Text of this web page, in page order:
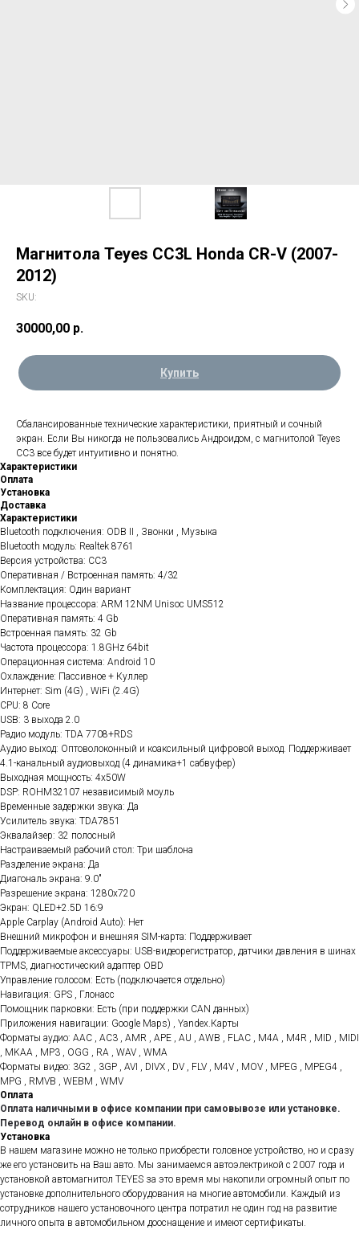
Магнитола Teyes CC3L Honda CR-V (2007-
2012)
SKU:
30000,00 р.
Купить
Сбалансированные технические характеристики, приятный и сочный
экран. Если Вы никогда не пользовались Андроидом, с магнитолой Teyes
CC3 все будет интуитивно и понятно.
Характеристики
Оплата
Установка
Доставка
Характеристики
Bluetooth подключения: ODB II , Звонки , Музыка
Bluetooth модуль: Realtek 8761
Версия устройства: CC3
Оперативная / Встроенная память: 4/32
Комплектация: Один вариант
Название процессора: ARM 12NM Unisoc UMS512
Оперативная память: 4 Gb
Встроенная память: 32 Gb
Частота процессора: 1.8GHz 64bit
Операционная система: Android 10
Охлаждение: Пассивное + Куллер
Интернет: Sim (4G) , WiFi (2.4G)
CPU: 8 Core
USB: 3 выхода 2.0
Радио модуль: TDA 7708+RDS
Аудио выход: Оптоволоконный и коаксильный цифровой выход. Поддерживает
4.1-канальный аудиовыход (4 динамика+1 сабвуфер)
Выходная мощность: 4x50W
DSP: ROHM32107 независимый моуль
Временные задержки звука: Да
Усилитель звука: TDA7851
Эквалайзер: 32 полосный
Настраиваемый рабочий стол: Три шаблона
Разделение экрана: Да
Диагональ экрана: 9.0"
Разрешение экрана: 1280x720
Экран: QLED+2.5D 16:9
Apple Carplay (Android Auto): Нет
Внешний микрофон и внешняя SIM-карта: Поддерживает
Поддерживаемые аксессуары: USB-видеорегистратор, датчики давления в шинах
TPMS, диагностический адаптер OBD
Управление голосом: Есть (подключается отдельно)
Навигация: GPS , Глонасс
Помощник парковки: Есть (при поддержки CAN данных)
Приложения навигации: Google Maps) , Yandex.Карты
Форматы аудио: AAC , AC3 , AMR , APE , AU , AWB , FLAC , M4A , M4R , MID , MIDI
, MKAA , MP3 , OGG , RA , WAV , WMA
Форматы видео: 3G2 , 3GP , AVI , DIVX , DV , FLV , M4V , MOV , MPEG , MPEG4 ,
MPG , RMVB , WEBM , WMV
Оплата
Оплата наличными в офисе компании при самовывозе или установке.
Перевод онлайн в офисе компании.
Установка
В нашем магазине можно не только приобрести головное устройство, но и сразу
же его установить на Ваш авто. Мы занимаемся автоэлектрикой с 2007 года и
установкой автомагнитол TEYES за это время мы накопили огромный опыт по
установке дополнительного оборудования на многие автомобили. Каждый из
сотрудников нашего установочного центра потратил не один год на развитие
личного опыта в автомобильном дооснащение и имеют сертификаты.